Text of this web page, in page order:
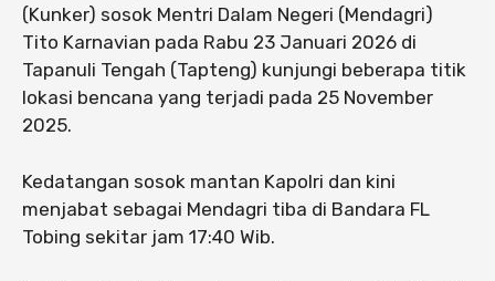
(Kunker) sosok Mentri Dalam Negeri (Mendagri)
Tito Karnavian pada Rabu 23 Januari 2026 di
Tapanuli Tengah (Tapteng) kunjungi beberapa titik
lokasi bencana yang terjadi pada 25 November
2025.
Kedatangan sosok mantan Kapolri dan kini
menjabat sebagai Mendagri tiba di Bandara FL
Tobing sekitar jam 17:40 Wib.